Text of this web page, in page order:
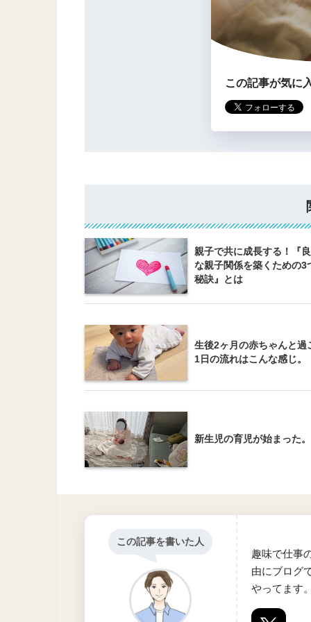
この記事が気に
親子で共に成長する！『
な親子関係を築くための3
秘訣』とは
生後2ヶ月の赤ちゃんと過
1日の流れはこんな感じ。
新生児の育児が始まった。
この記事を書いた人
趣味で仕事
由にブログ
やってます